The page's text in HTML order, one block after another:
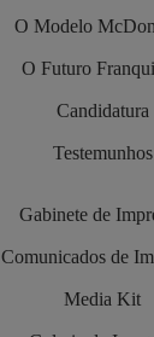
O Modelo
O Futuro
Candidatura
Testemunhos
Gabinete de
Comunicados de
Media Kit